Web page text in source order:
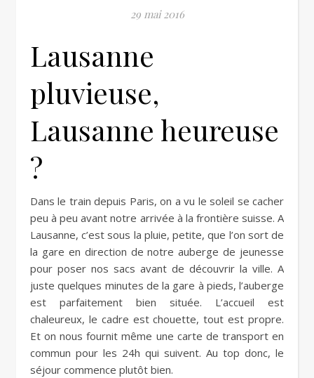
29 mai 2016
Lausanne
pluvieuse,
Lausanne heureuse
?
Dans le train depuis Paris, on a vu le soleil se cacher
peu à peu avant notre arrivée à la frontière suisse. A
Lausanne, c’est sous la pluie, petite, que l’on sort de
la gare en direction de notre auberge de jeunesse
pour poser nos sacs avant de découvrir la ville. A
juste quelques minutes de la gare à pieds, l’auberge
est parfaitement bien située. L’accueil est
chaleureux, le cadre est chouette, tout est propre.
Et on nous fournit même une carte de transport en
commun pour les 24h qui suivent. Au top donc, le
séjour commence plutôt bien.